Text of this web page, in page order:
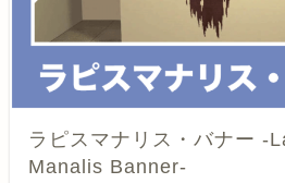
ラピスマナリス・バナー -
Manalis Banner-